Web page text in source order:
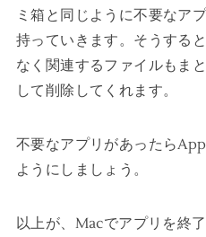
ミ箱と同じように不要なア
持っていきます。そうする
なく関連するファイルもま
して削除してくれます。
不要なアプリがあったら
ようにしましょう。
以上が、Macでアプリを終